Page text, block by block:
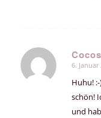
sagte:
6. Januar
Huhu!
schön!
und